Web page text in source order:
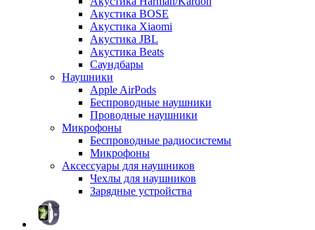
Акустика BOSE
Акустика Xiaomi
Акустика JBL
Акустика Beats
Саундбары
Наушники
Apple AirPods
Беспроводные наушники
Проводные наушники
Микрофоны
Беспроводные радиосистемы
Микрофоны
Аксессуары для наушников
Чехлы для наушников
Зарядные устройства